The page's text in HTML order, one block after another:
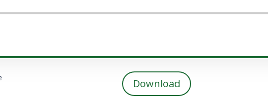
Odtwarzacz
Download